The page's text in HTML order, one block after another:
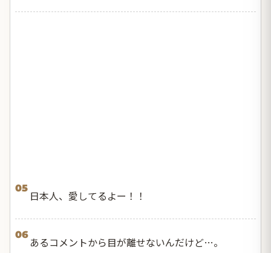
05
日本人、愛してるよー！！
06
あるコメントから目が離せないんだけど…。